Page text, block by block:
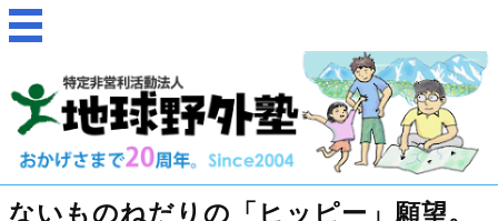
ないものねだりの「ヒッピー」願望。